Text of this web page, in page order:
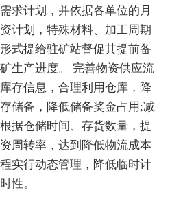
求计划，并依据各单位的月
计划，特殊材料、加工周期
式提给驻矿站督促其提前备
生产进度。 完善物资供应流
存信息，合理利用仓库，降
储备，降低储备奖金占用;减
据仓储时间、存货数量，提
周转率，达到降低物流成本
实行动态管理，降低临时计
性。